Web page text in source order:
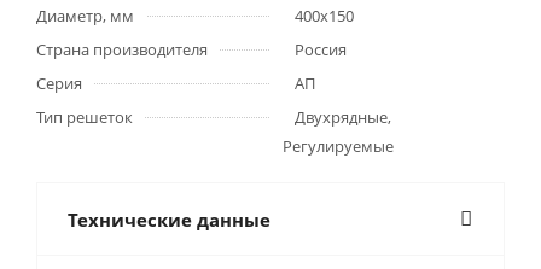
Диаметр, мм
400x150
Страна производителя
Россия
Серия
АП
Тип решеток
Двухрядные,
Регулируемые
Технические данные